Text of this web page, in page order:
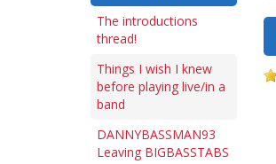
The introductions
thread!
Things I wish I knew
before playing live/in a
band
DANNYBASSMAN93
Leaving BIGBASSTABS